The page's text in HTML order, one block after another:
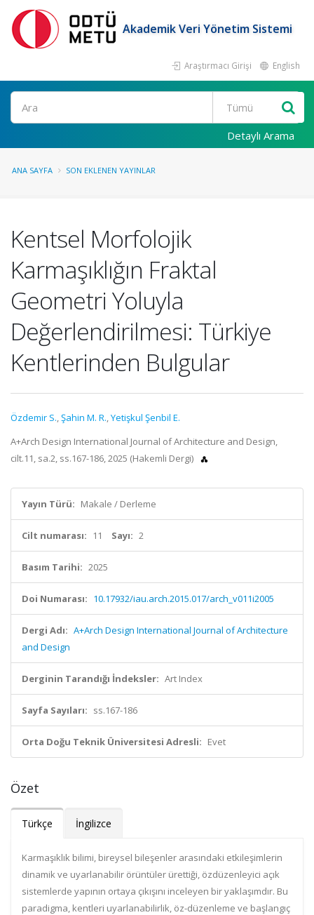
Akademik Veri Yönetim Sistemi
Araştırmacı Girişi English
Ara
Detaylı Arama
ANA SAYFA SON EKLENEN YAYINLAR
Kentsel Morfolojik
Karmaşıklığın Fraktal
Geometri Yoluyla
Değerlendirilmesi: Türkiye
Kentlerinden Bulgular
Özdemir S.,Şahin M. R.,Yetişkul Şenbil E.
A+Arch Design International Journal of Architecture and Design,
cilt.11, sa.2, ss.167-186, 2025 (Hakemli Dergi)
Yayın Türü: Makale / Derleme
Cilt numarası: 11 Sayı: 2
Basım Tarihi: 2025
Doi Numarası: 10.17932/iau.arch.2015.017/arch_v011i2005
Dergi Adı: A+Arch Design International Journal of Architecture
and Design
Derginin Tarandığı İndeksler: Art Index
Sayfa Sayıları: ss.167-186
Orta Doğu Teknik Üniversitesi Adresli: Evet
Özet
Türkçe İngilizce
Karmaşıklık bilimi, bireysel bileşenler arasındaki etkileşimlerin
dinamik ve uyarlanabilir örüntüler ürettiği, özdüzenleyici açık
sistemlerde yapının ortaya çıkışını inceleyen bir yaklaşımdır. Bu
paradigma, kentleri uyarlanabilirlik, öz-düzenleme ve başlangıç